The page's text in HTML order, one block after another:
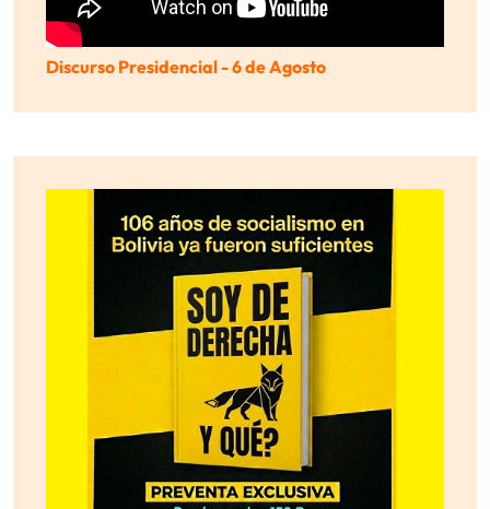
Discurso Presidencial - 6 de Agosto